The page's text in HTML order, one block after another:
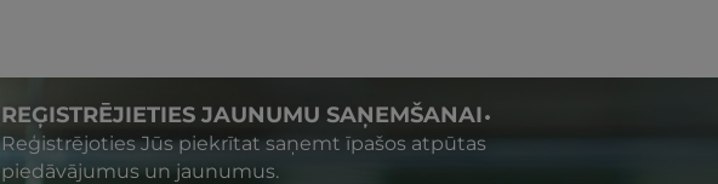
REĢISTRĒJIETIES JAUNUMU SAŅEMŠANAI
Reģistrējoties Jūs piekrītat saņemt īpašos atpūtas
piedāvājumus un jaunumus.